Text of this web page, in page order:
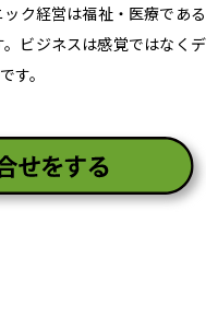
ク経営は福祉・医療である
ビジネスは感覚ではなくデ
す。